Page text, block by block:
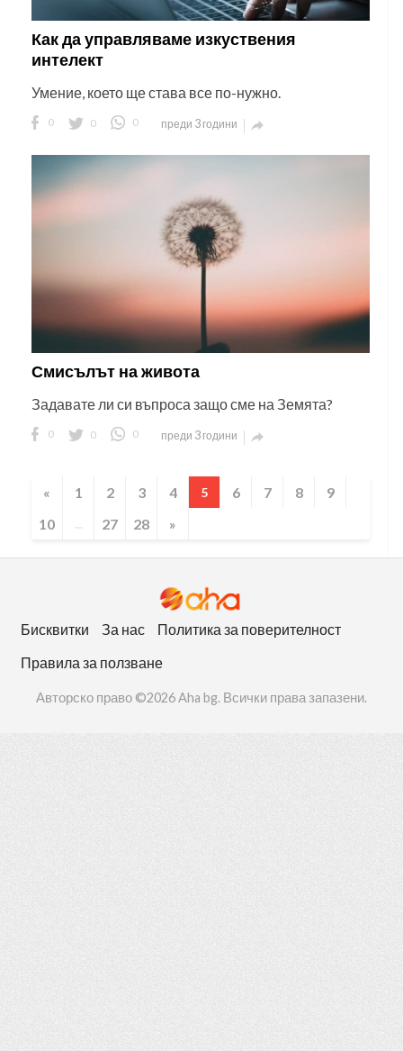
Как да управляваме изкуствения
интелект
Умение, което ще става все по-нужно.
0 0 0 преди 3 години 
Смисълът на живота
Задавате ли си въпроса защо сме на Земята?
0 0 0 преди 3 години 
« 1 2 3 4 5 6 7 8
9
10
... 27 28 »
Бисквитки За нас
Политика за поверителност
Правила за ползване
Авторско право ©2026 Aha bg. Всички права запазени.